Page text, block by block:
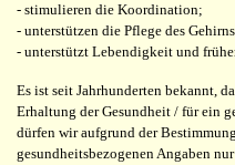
- stimulieren die Koordination;
- unterstützen die Pflege des
- unterstützt Lebendigkeit und
Es ist seit Jahrhunderten bekannt,
Erhaltung der Gesundheit / für ein
dürfen wir aufgrund der
gesundheitsbezogenen Angaben